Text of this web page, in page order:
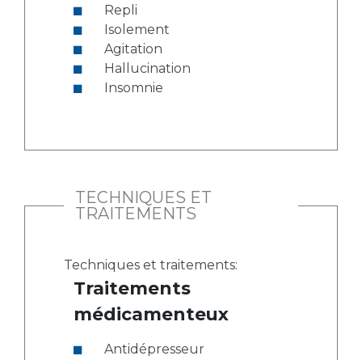
Repli
Isolement
Agitation
Hallucination
Insomnie
TECHNIQUES ET
TRAITEMENTS
Techniques et traitements:
Traitements
médicamenteux
Antidépresseur